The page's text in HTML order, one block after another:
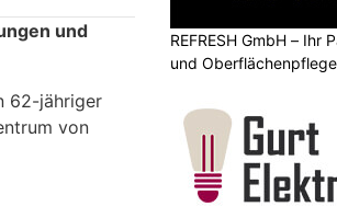
und
62-jähriger
von
REFRESH GmbH – Ihr
und Oberflächenpflege